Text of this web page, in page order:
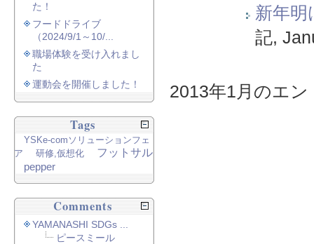
新年
記,
2013年1月のエ
た！
フードドライブ
（2024/9/1～10/...
職場体験を受け入れまし
た
運動会を開催しました！
Tags
YSKe-comソリューションフェ
ア
研修,仮想化
フットサル
pepper
Comments
YAMANASHI SDGs ...
ピースミール